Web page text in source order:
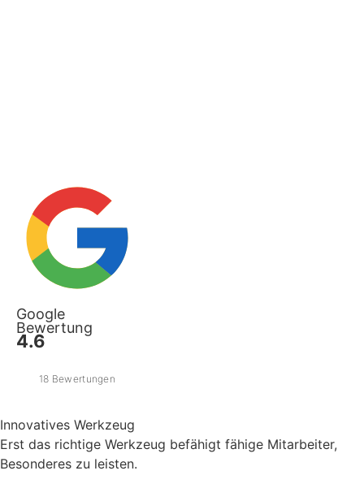
Google
Bewertung
4.6
18 Bewertungen
Innovatives Werkzeug
Erst das richtige Werkzeug befähigt fähige Mitarbeiter,
Besonderes zu leisten.